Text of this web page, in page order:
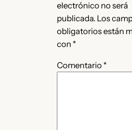
electrónico no será
publicada. Los
obligatorios están
con *
Comentario *